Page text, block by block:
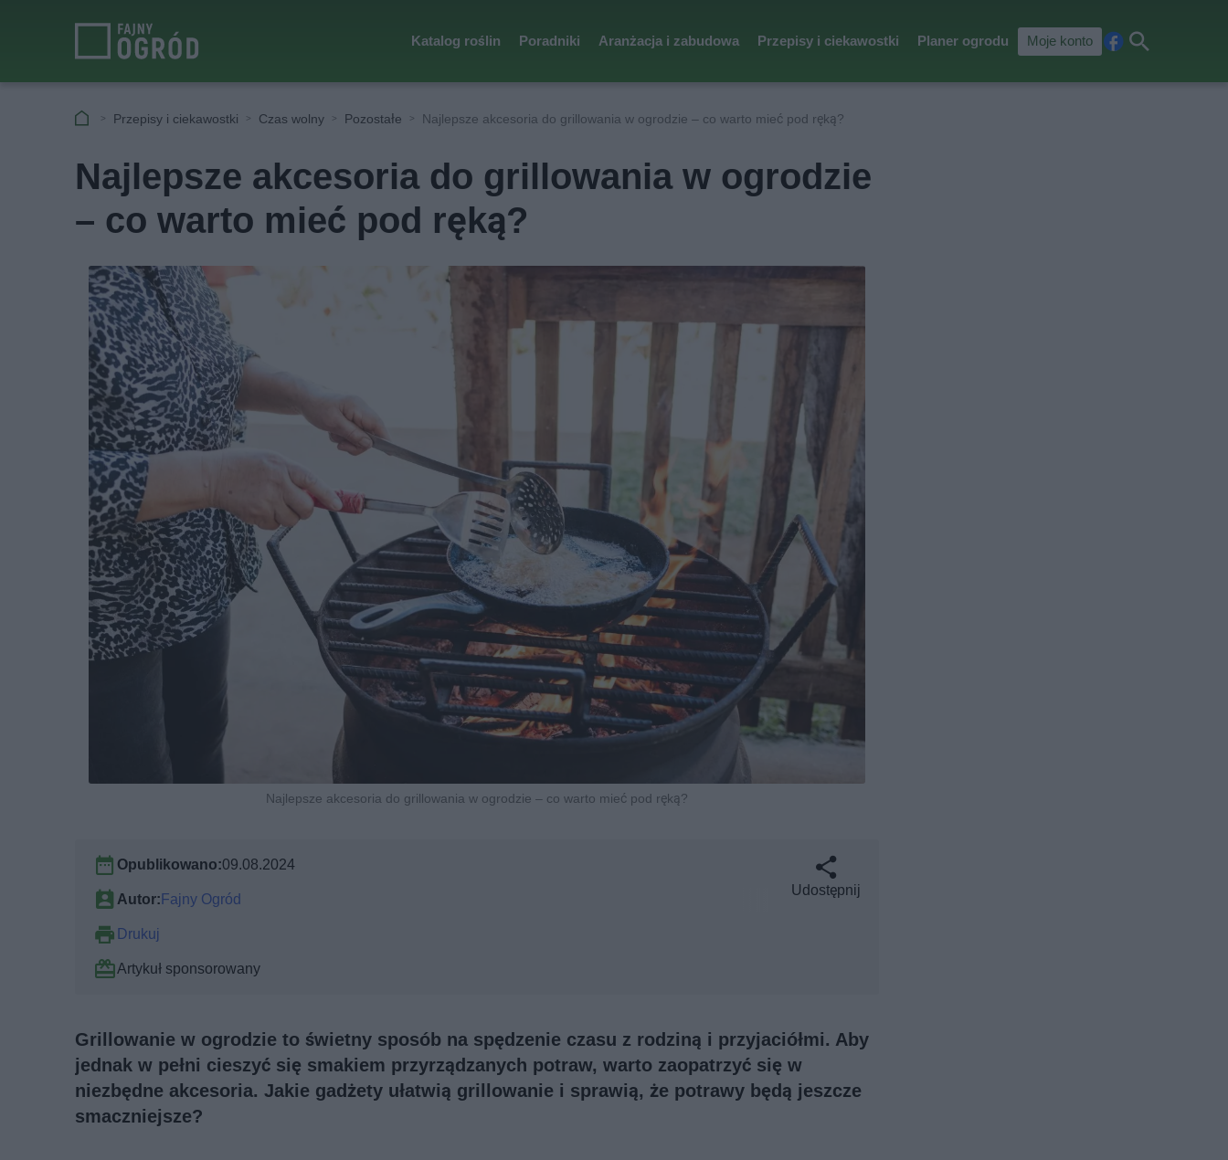
Katalog roślin Poradniki Aranżacja i zabudowa Przepisy i ciekawostki Planer ogrodu Moje konto
cebkaj
Przepisy i ciekawostki Czas wolny Pozostałe Najlepsze akcesoria do grillowania w ogrodzie – co warto mieć pod ręką?
Najlepsze akcesoria do grillowania w ogrodzie
– co warto mieć pod ręką?
Najlepsze akcesoria do grillowania w ogrodzie – co warto mieć pod ręką?
Opublikowano:09.08.2024
Autor:Fajny Ogród
Drukuj
Artykuł sponsorowany
Udostępnij
Grillowanie w ogrodzie to świetny sposób na spędzenie czasu z rodziną i przyjaciółmi. Aby
jednak w pełni cieszyć się smakiem przyrządzanych potraw, warto zaopatrzyć się w
niezbędne akcesoria. Jakie gadżety ułatwią grillowanie i sprawią, że potrawy będą jeszcze
smaczniejsze?